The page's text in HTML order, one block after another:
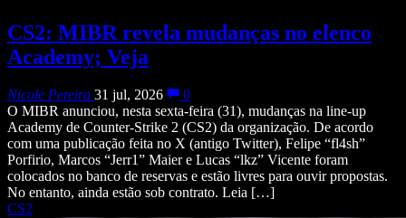
CS2: MIBR revela mudanças no elenco
Academy; Veja
Nicole Pereira 31 jul, 2026
0
O MIBR anunciou, nesta sexta-feira (31), mudanças na line-up
Academy de Counter-Strike 2 (CS2) da organização. De acordo
com uma publicação feita no X (antigo Twitter), Felipe “fl4sh”
Porfirio, Marcos “Jerr1” Maier e Lucas “lkz” Vicente foram
colocados no banco de reservas e estão livres para ouvir propostas.
No entanto, ainda estão sob contrato. Leia […]
CS2